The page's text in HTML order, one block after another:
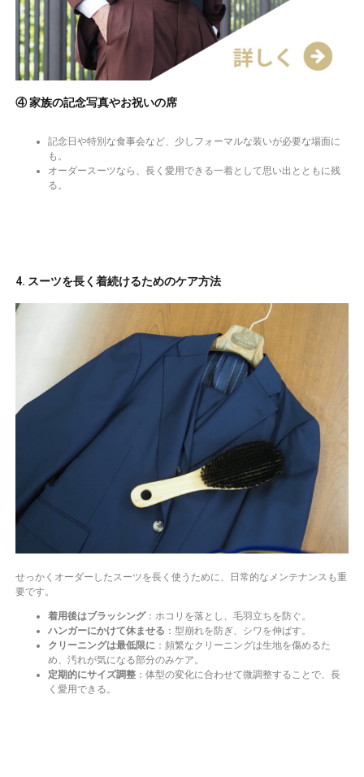
④ 家族の記念写真やお祝いの席
記念日や特別な食事会など、少しフォーマルな装いが必要な場面に
も。
オーダースーツなら、長く愛用できる一着として思い出とともに残
る。
4. スーツを長く着続けるためのケア方法
せっかくオーダーしたスーツを長く使うために、日常的なメンテナンスも重
要です。
着用後はブラッシング：ホコリを落とし、毛羽立ちを防ぐ。
ハンガーにかけて休ませる ：型崩れを防ぎ、シワを伸ばす。
クリーニングは最低限に ：頻繁なクリーニングは生地を傷めるた
め、汚れが気になる部分のみケア。
定期的にサイズ調整：体型の変化に合わせて微調整することで、長
く愛用できる。